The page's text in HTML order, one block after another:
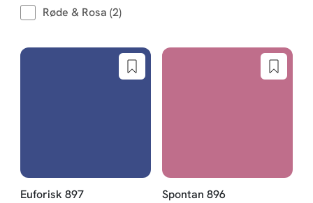
Røde & Rosa (2)
Euforisk 897 Spontan 896